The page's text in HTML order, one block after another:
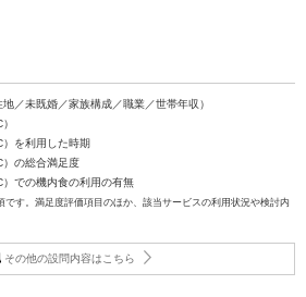
／未既婚／家族構成／職業／世帯年収）
）を利用した時期
）の総合満足度
）での機内食の利用の有無
です。満足度評価項目のほか、該当サービスの利用状況や検討内
その他の設問内容はこちら